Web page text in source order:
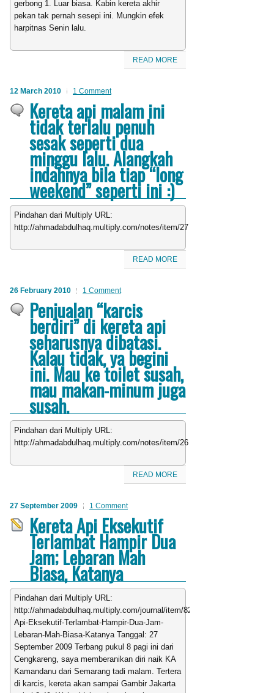
gerbong 1. Luar biasa. Kabin kereta akhir
pekan tak pernah sesepi ini. Mungkin efek
harpitnas Senin lalu.
READ MORE
12 March 2010 1 Comment
Kereta api malam ini
tidak terlalu penuh
sesak seperti dua
minggu lalu. Alangkah
indahnya bila tiap “long
weekend” seperti ini :)
Pindahan dari Multiply URL:
http://ahmadabdulhaq.multiply.com/notes/item/27
READ MORE
26 February 2010 1 Comment
Penjualan “karcis
berdiri” di kereta api
seharusnya dibatasi.
Kalau tidak, ya begini
ini. Mau ke toilet susah,
mau makan-minum juga
susah.
Pindahan dari Multiply URL:
http://ahmadabdulhaq.multiply.com/notes/item/26
READ MORE
27 September 2009 1 Comment
Kereta Api Eksekutif
Terlambat Hampir Dua
Jam; Lebaran Mah
Biasa, Katanya
Pindahan dari Multiply URL:
http://ahmadabdulhaq.multiply.com/journal/item/82/Kereta-
Api-Eksekutif-Terlambat-Hampir-Dua-Jam-
Lebaran-Mah-Biasa-Katanya Tanggal: 27
September 2009 Terbang pukul 8 pagi ini dari
Cengkareng, saya memberanikan diri naik KA
Kamandanu dari Semarang tadi malam. Tertera
di karcis, kereta akan sampai Gambir Jakarta